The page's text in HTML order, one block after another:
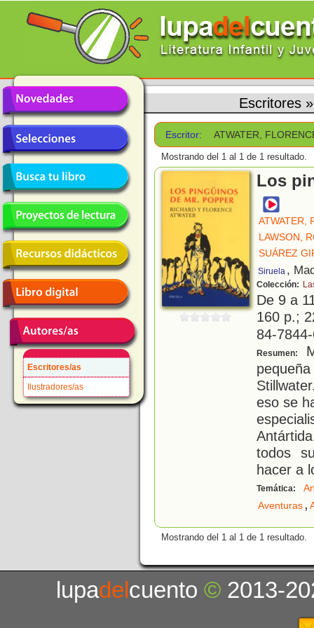
Escritores/as
Ilustradores/as
Escritores
Escritor: ATWATER,
Mostrando del 1 al 1 de 1 resultado.
Los
ATWATER,
LAWSON,
SUÁREZ
Siruela ,
Colección:
De 9 a
160 p.;
84-
Resumen:
eso se
todos
hacer a
Temática:
Aventuras,
Mostrando del 1 al 1 de 1 resultado.
lupadelcuento© 2013-